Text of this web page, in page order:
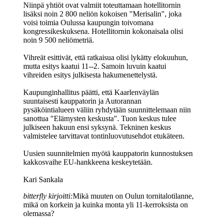
Niinpä yhtiöt ovat valmiit toteuttamaan hotellitornin
lisäksi noin 2 800 neliön kokoisen "Merisalin", joka
voisi toimia Oulussa kaupungin toivomana
kongressikeskuksena. Hotellitornin kokonaisala olisi
noin 9 500 neliömetriä.
Vihreät esittivät, että ratkaisua olisi lykätty elokuuhun,
mutta esitys kaatui 11--2. Samoin luvuin kaatui
vihreiden esitys julkisesta hakumenettelystä.
Kaupunginhallitus päätti, että Kaarlenväylän
suuntaisesti kauppatorin ja Autorannan
pysäköintialueen väliin ryhdytään suunnittelemaan niin
sanottua "Elämysten keskusta". Tuon keskus tulee
julkiseen hakuun ensi syksynä. Tekninen keskus
valmistelee tarvittavat tontinluovutusehdot etukäteen.
Uusien suunnitelmien myötä kauppatorin kunnostuksen
kakkosvaihe EU-hankkeena keskeytetään.
Kari Sankala
bitterfly kirjoitti:Mikä muuten on Oulun tornitalotilanne,
mikä on korkein ja kuinka monta yli 11-kerroksista on
olemassa?